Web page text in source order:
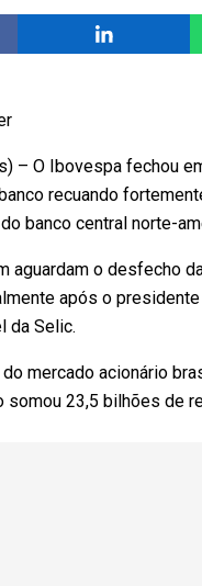
– O Ibovespa fechou
recuando
banco central norte-
aguardam o desfecho
após o
da Selic.
mercado acionário
somou 23,5 bilhões de